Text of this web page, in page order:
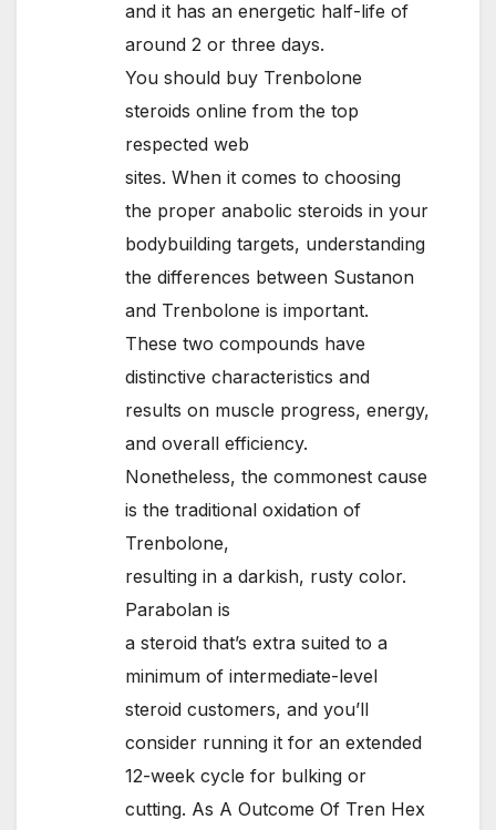
and it has an energetic half-life of
around 2 or three days.
You should buy Trenbolone
steroids online from the top
respected web
sites. When it comes to choosing
the proper anabolic steroids in your
bodybuilding targets, understanding
the differences between Sustanon
and Trenbolone is important.
These two compounds have
distinctive characteristics and
results on muscle progress, energy,
and overall efficiency.
Nonetheless, the commonest cause
is the traditional oxidation of
Trenbolone,
resulting in a darkish, rusty color.
Parabolan is
a steroid that’s extra suited to a
minimum of intermediate-level
steroid customers, and you’ll
consider running it for an extended
12-week cycle for bulking or
cutting. As A Outcome Of Tren Hex